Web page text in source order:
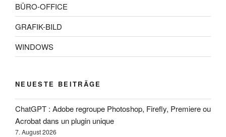
BÜRO-OFFICE
GRAFIK-BILD
WINDOWS
NEUESTE BEITRÄGE
ChatGPT : Adobe regroupe Photoshop, Firefly, Premiere ou
Acrobat dans un plugin unique
7. August 2026